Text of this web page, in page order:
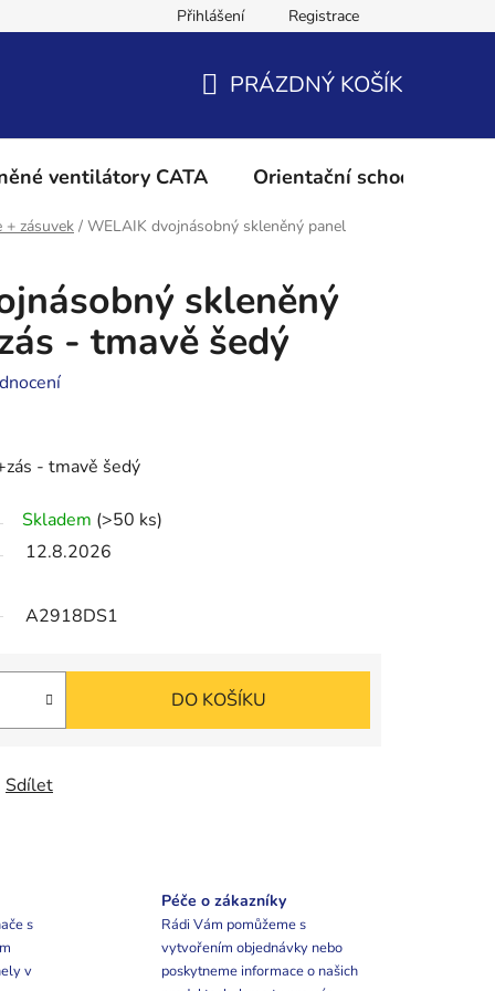
Podmínky ochrany osobních údajů Reklamační řád
Přihlášení Registrace
KOŠÍK
PRÁZDNÝ KOŠÍK
ventilátory CATA Orientační schodišťové
+ zásuvek / WELAIK dvojnásobný skleněný panel
skleněný
- tmavě šedý
- tmavě šedý
Skladem (>50 ks)
12.8.2026
A2918DS1
DO KOŠÍKU
Sdílet
s
v
Péče o zákazníky
Rádi Vám pomůžeme s
vytvořením objednávky nebo
poskytneme informace o našich